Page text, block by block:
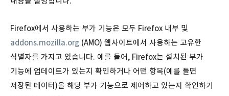
Firefox에서 사용하는 부가 기능은 모두 Firefox 내부 및
addons.mozilla.org (AMO) 웹사이트에서 사용하는 고유한
식별자를 가지고 있습니다. 예를 들어, Firefox는 설치된 부가
기능에 업데이트가 있는지 확인하거나 어떤 항목(예를 들면
저장된 데이터)을 해당 부가 기능으로 제어하고 있는지 확인하기